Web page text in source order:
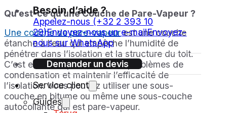
Besoin d’aide ?
Appelez-nous (+32 2 393 10
29)Envoyez-nous un e-mailEnvoyez-
nous sur WhatsApp
Demander un devis
Service client
Guides
Qu’est-ce qu’une Couche de Pare-Vapeur ?
Une couche de pare-vapeurest une couche
étanche à l’eau qui empêche l’humidité de
pénétrer dans l’isolation et la structure du toit.
C’est essentiel pour éviter les problèmes de
condensation et maintenir l’efficacité de
l’isolation. Vous pouvez utiliser une sous-
couche en bitume ou même une sous-couche
autocollante qui est pare-vapeur.